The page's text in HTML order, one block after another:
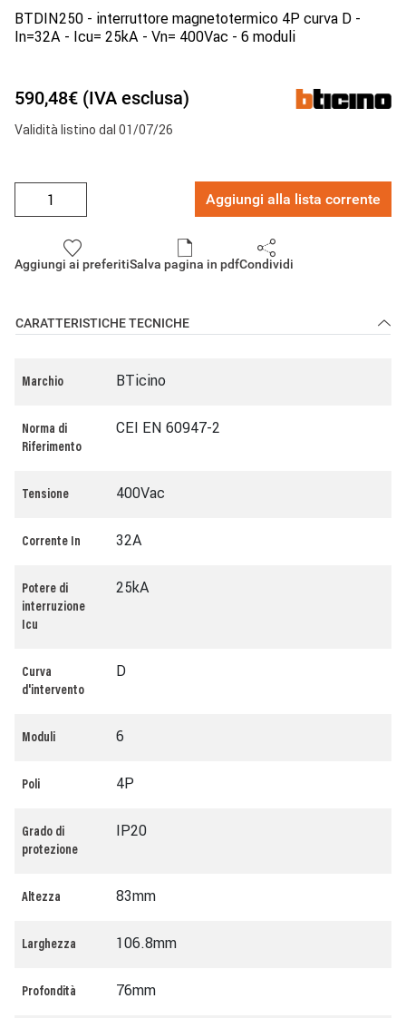
BTDIN250 - interruttore magnetotermico 4P curva D -
In=32A - Icu= 25kA - Vn= 400Vac - 6 moduli
590,48€ (IVA esclusa)
Validità listino dal 01/07/26
Aggiungi alla lista corrente
Aggiungi ai preferitiSalva pagina in pdfCondividi
CARATTERISTICHE TECNICHE
Marchio BTicino
Norma di
Riferimento
CEI EN 60947-2
Tensione 400Vac
Corrente In 32A
Potere di
interruzione
Icu
25kA
Curva
d'intervento
D
Moduli 6
Poli 4P
Grado di
protezione
IP20
Altezza 83mm
Larghezza 106.8mm
Profondità 76mm